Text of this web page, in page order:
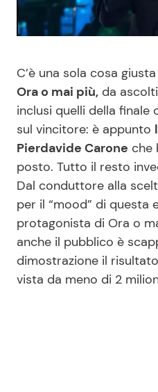
Casa
Mondo Mamma
News benessere
Salute
Viaggi e Turismo
Festività
C’è una sola cosa
Ora o mai più, da
inclusi quelli della finale
sul vincitore: è appunto
Pierdavide Carone che
posto. Tutto il resto
Dal conduttore alla
per il “mood” di questa
protagonista di Ora o
anche il pubblico è
dimostrazione il
vista da meno di 2